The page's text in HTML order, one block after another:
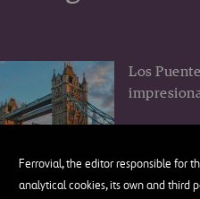
Ferrovial, the editor responsible for
analytical cookies, its own and third
Los